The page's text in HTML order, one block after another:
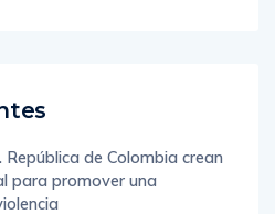
de Colombia crean
para promover una